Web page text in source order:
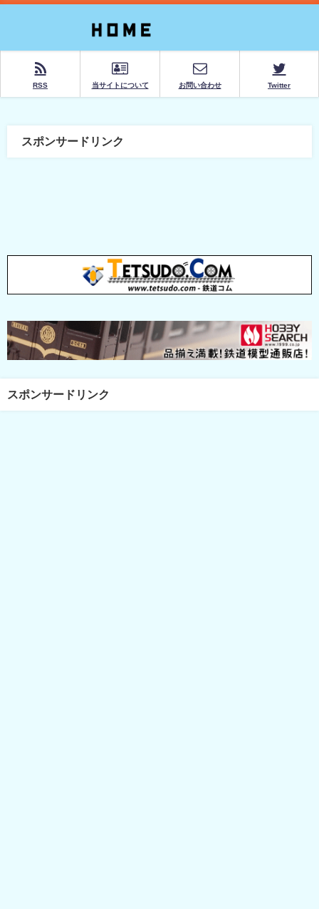
RSS 当サイトについて お問い合わせ Twitter
スポンサードリンク
スポンサードリンク